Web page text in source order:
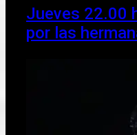
Jueves 22.00
por las